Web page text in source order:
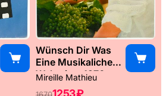
Wünsch Dir Was
Eine Musikaliche
Weltreise, 1976
Mireille Mathieu
1253 ₽